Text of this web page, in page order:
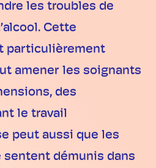
les troubles de
Cette
particulièrement
amener les soignants
des
le travail
peut aussi que les
démunis dans